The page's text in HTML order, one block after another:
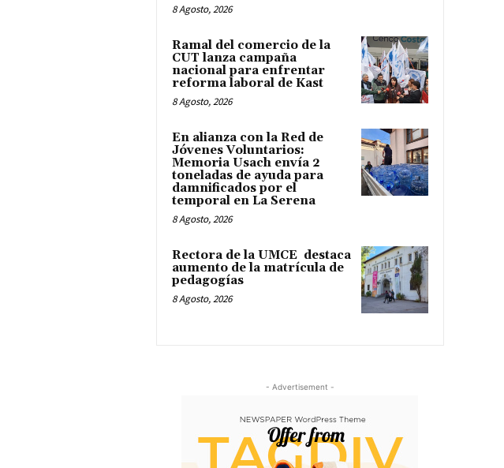
8 Agosto, 2026
Ramal del comercio de la
CUT lanza campaña
nacional para enfrentar
reforma laboral de Kast
8 Agosto, 2026
En alianza con la Red de
Jóvenes Voluntarios:
Memoria Usach envía 2
toneladas de ayuda para
damnificados por el
temporal en La Serena
8 Agosto, 2026
Rectora de la UMCE destaca
aumento de la matrícula de
pedagogías
8 Agosto, 2026
- Advertisement -